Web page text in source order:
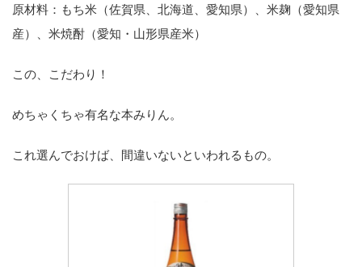
原材料：もち米（佐賀県、北海道、愛知県）、米麹（愛知県
産）、米焼酎（愛知・山形県産米）
この、こだわり！
めちゃくちゃ有名な本みりん。
これ選んでおけば、間違いないといわれるもの。